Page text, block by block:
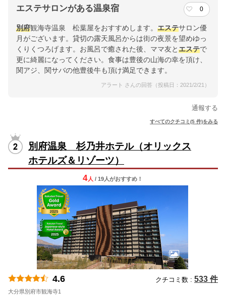
エステサロンがある温泉宿 0
別府観海寺温泉 松葉屋をおすすめします。 エステサロン優
月がございます。貸切の露天風呂からは街の夜景を望めゆっ
くりくつろげます。お風呂で癒された後、ママ友とエステで
更に綺麗になってください。食事は豊後の山海の幸を頂け、
関アジ、関サバの他豊後牛も頂け満足できます。
アラート さんの回答（投稿日：2021/2/21）
通報する
すべてのクチコミ(5 件)をみる
別府温泉 杉乃井ホテル（オリックス
ホテルズ＆リゾーツ）
4人 / 19人がおすすめ！
4.6 クチコミ数 : 533 件
大分県別府市観海寺1